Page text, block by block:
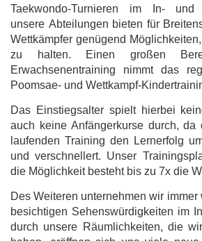
Taekwondo-Turnieren im In-
unsere Abteilungen bieten für
Wettkämpfer genügend
zu halten. Einen großen
Erwachsenentraining nimmt das
Poomsae- und Wettkampf-
Das Einstiegsalter spielt hierbei
auch keine Anfängerkurse durch, da
laufenden Training den Lernerfolg
und verschnellert. Unser
die Möglichkeit besteht bis zu 7x die
Des Weiteren unternehmen wir immer
besichtigen Sehenswürdigkeiten im
durch unsere Räumlichkeiten, die